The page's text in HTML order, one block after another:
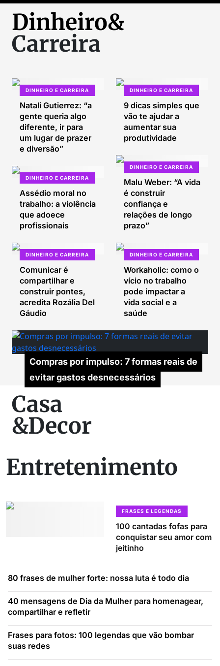
Dinheiro&
Carreira
DINHEIRO E CARREIRA
Natali Gutierrez: “a
gente queria algo
diferente, ir para
um lugar de prazer
e diversão”
DINHEIRO E CARREIRA
Assédio moral no
trabalho: a violência
que adoece
profissionais
DINHEIRO E CARREIRA
Comunicar é
compartilhar e
construir pontes,
acredita Rozália Del
Gáudio
DINHEIRO E CARREIRA
9 dicas simples que
vão te ajudar a
aumentar sua
produtividade
DINHEIRO E CARREIRA
Malu Weber: “A vida
é construir
confiança e
relações de longo
prazo”
DINHEIRO E CARREIRA
Workaholic: como o
vício no trabalho
pode impactar a
vida social e a
saúde
Compras por impulso: 7 formas reais de
evitar gastos desnecessários
Casa
&Decor
Entretenimento
FRASES E LEGENDAS
100 cantadas fofas para
conquistar seu amor com
jeitinho
80 frases de mulher forte: nossa luta é todo dia
40 mensagens de Dia da Mulher para homenagear,
compartilhar e refletir
Frases para fotos: 100 legendas que vão bombar
suas redes